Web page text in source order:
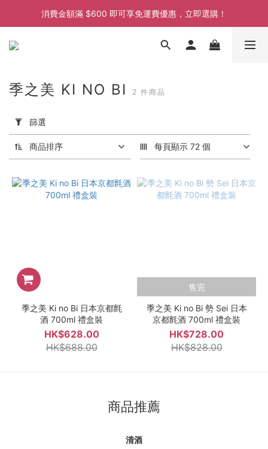
消費金額滿 $600 即可享免運費優惠，立即選購！
消費金額滿 $600 即可享免運費優惠，立即選購！
消費金額滿 $600 即可享免運費優惠，立即選購！
用
選
價格
季之美 KI NO BI 2 件商品
篩選
商品排序 每頁顯示 72 個
季之美 Ki no Bi 日本京都氈
酒 700ml 禮盒裝
HK$628.00
HK$688.00
售完
季之美 Ki no Bi 勢 Sei 日本
京都氈酒 700ml 禮盒裝
HK$728.00
HK$828.00
商品推薦
清酒